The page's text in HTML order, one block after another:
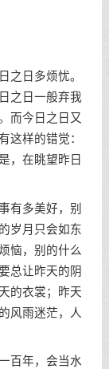
之日多烦忧。
之日一般弃我
而今日之日又
这样的错觉：
，在眺望昨日
有多美好，别
岁月只会如东
恼，别的什么
总让昨天的阴
的衣裳；昨天
风雨迷茫，人
百年，会当水